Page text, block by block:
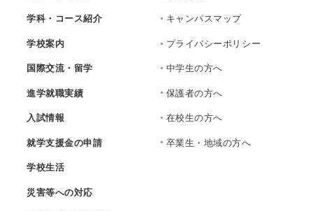
学科・コース紹介
学校案内
国際交流・留学
進学就職実績
入試情報
就学支援金の申請
学校生活
災害等への対応
キャンパスマップ
プライバシーポリシー
中学生の方へ
保護者の方へ
在校生の方へ
卒業生・地域の方へ